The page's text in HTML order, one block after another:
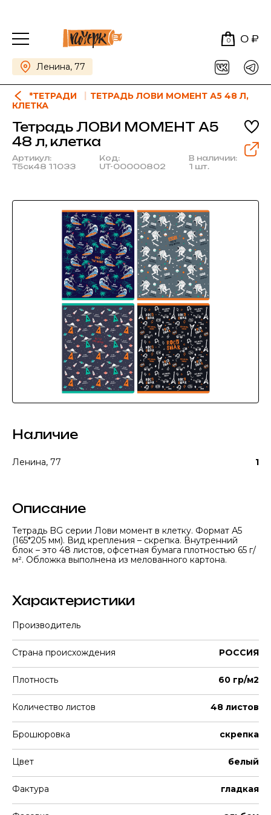
0 0 ₽
Ленина, 77
*ТЕТРАДИ
ТЕТРАДЬ ЛОВИ МОМЕНТ А5 48 Л,
КЛЕТКА
Тетрадь ЛОВИ МОМЕНТ А5
48 л, клетка
Артикул:
Т5ск48 11033
Код:
UT-00000802
В наличии:
1 шт.
Наличие
Ленина, 77 1
Описание
Тетрадь BG серии Лови момент в клетку. Формат А5
(165*205 мм). Вид крепления – скрепка. Внутренний
блок – это 48 листов, офсетная бумага плотностью 65 г/
м². Обложка выполнена из мелованного картона.
Характеристики
Производитель
Страна происхождения РОССИЯ
Плотность 60 гр/м2
Количество листов 48 листов
Брошюровка скрепка
Цвет белый
Фактура гладкая